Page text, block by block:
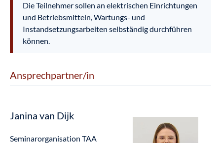
Die Teilnehmer sollen an elektrischen Einrichtungen
und Betriebsmitteln, Wartungs- und
Instandsetzungsarbeiten selbständig durchführen
können.
Ansprechpartner/in
Janina van Dijk
Seminarorganisation TAA